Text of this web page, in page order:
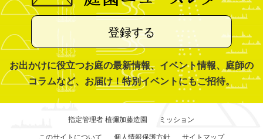
登録する
お出かけに役立つお庭の最新情報、イベント情報、庭師の
コラムなど、お届け！特別イベントにもご招待。
指定管理者 植彌加藤造園
ミッション
このサイトについて
個人情報保護方針
サイトマップ